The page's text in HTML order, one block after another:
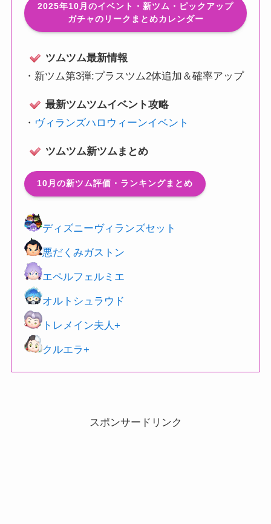
2025年10月のイベント・新ツム・ピックアップ
ガチャのリークまとめカレンダー
ツムツム最新情報
・ 新ツム第3弾:プラスツム2体追加＆確率アップ
最新ツムツムイベント攻略
・ ヴィランズハロウィーンイベント
ツムツム新ツムまとめ
10月の新ツム評価・ランキングまとめ
ディズニーヴィランズセット
悪だくみガストン
エペルフェルミエ
オルトシュラウド
トレメイン夫人+
クルエラ+
スポンサードリンク